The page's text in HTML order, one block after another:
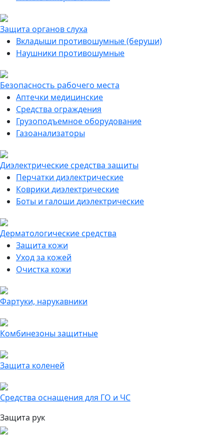
Защита органов слуха
Вкладыши противошумные (беруши)
Наушники противошумные
Безопасность рабочего места
Аптечки медицинские
Средства ограждения
Грузоподъемное оборудование
Газоанализаторы
Диэлектрические средства защиты
Перчатки диэлектрические
Коврики диэлектрические
Боты и галоши диэлектрические
Дерматологические средства
Защита кожи
Уход за кожей
Очистка кожи
Фартуки, нарукавники
Комбинезоны защитные
Защита коленей
Средства оснащения для ГО и ЧС
Защита рук